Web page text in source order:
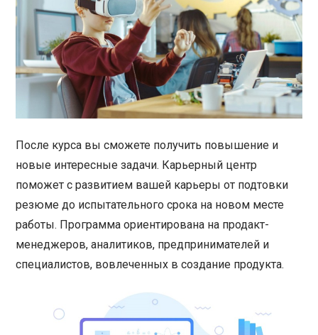
После курса вы сможете получить повышение и
новые интересные задачи. Карьерный центр
поможет с развитием вашей карьеры от подтовки
резюме до испытательного срока на новом месте
работы. Программа ориентирована на продакт-
менеджеров, аналитиков, предпринимателей и
специалистов, вовлеченных в создание продукта.